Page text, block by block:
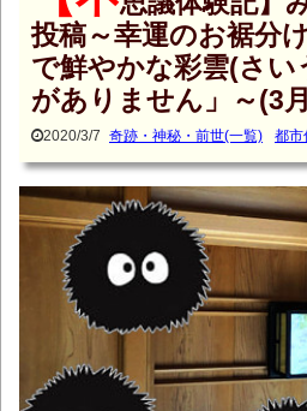
投稿～幸運のお裾分
で鮮やかな彩雲(さい
がありません」～(3
2020/3/7 奇跡・神秘・前世(一覧) 都市